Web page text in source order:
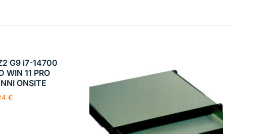
G9 i7-14700
WIN 11 PRO
ONSITE
€